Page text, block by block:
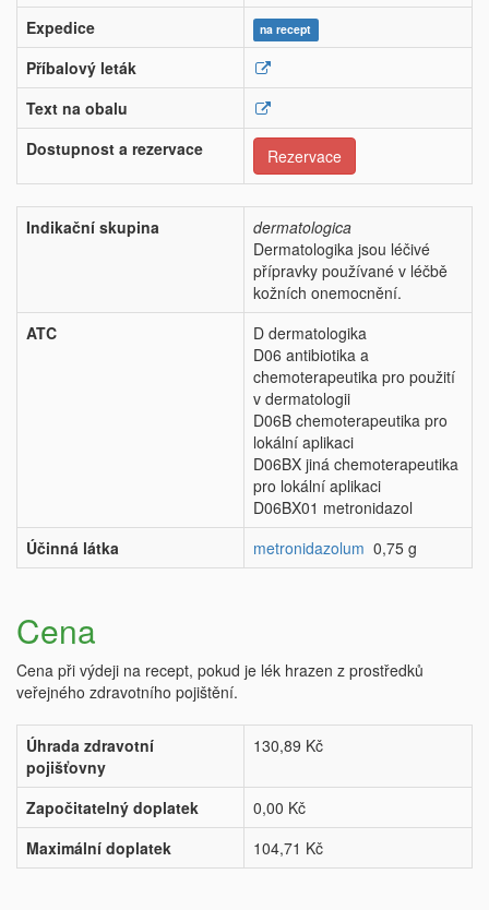
Expedice
na recept
Příbalový leták
Text na obalu
Dostupnost a rezervace
Rezervace
Indikační skupina
dermatologica
Dermatologika jsou léčivé
přípravky používané v léčbě
kožních onemocnění.
ATC
D dermatologika
D06 antibiotika a
chemoterapeutika pro použití
v dermatologii
D06B chemoterapeutika pro
lokální aplikaci
D06BX jiná chemoterapeutika
pro lokální aplikaci
D06BX01 metronidazol
Účinná látka
metronidazolum 0,75 g
Cena
Cena při výdeji na recept, pokud je lék hrazen z prostředků
veřejného zdravotního pojištění.
Úhrada zdravotní
pojišťovny
130,89 Kč
Započitatelný doplatek
0,00 Kč
Maximální doplatek
104,71 Kč